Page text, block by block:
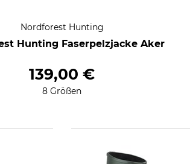
Nordforest Hunting
Hunting Faserpelzjacke Aker
139,00 €
8 Größen